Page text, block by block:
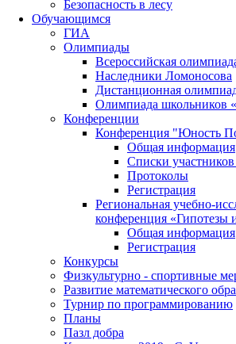
Безопасность в лесу
Обучающимся
ГИА
Олимпиады
Всероссийская
Наследники Ломоносова
Дистанционная
Олимпиада школьников
Конференции
Конференция "Юность
Общая информация
Списки участников
Протоколы
Регистрация
Региональная учебно-
конференция «Гипотезы
Общая информация
Регистрация
Конкурсы
Физкультурно - спортивные
Развитие математического
Турнир по программированию
Планы
Пазл добра